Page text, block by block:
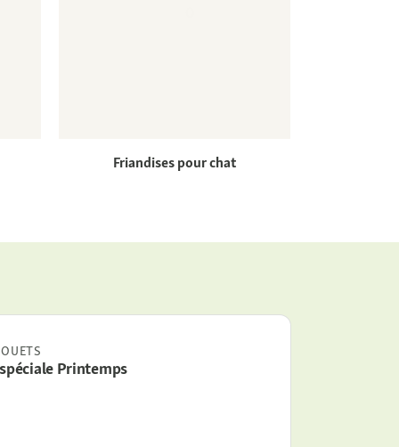
Friandises pour chat
Printemps